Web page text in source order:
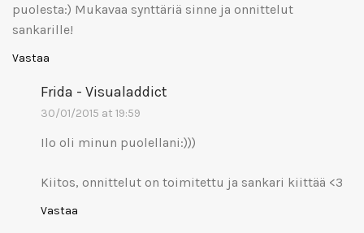
puolesta:) Mukavaa synttäriä sinne ja onnittelut
sankarille!
Vastaa
Frida - Visualaddict
30/01/2015 at 19:59
Ilo oli minun puolellani:)))
Kiitos, onnittelut on toimitettu ja sankari kiittää <3
Vastaa